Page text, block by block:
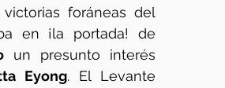
foráneas del
un presunto interés
Eyong. El Levante